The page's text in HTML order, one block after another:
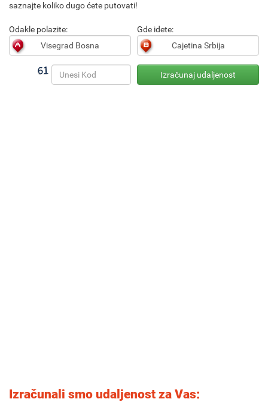
saznajte koliko dugo ćete putovati!
Odakle polazite: Gde idete:
Izračunali smo udaljenost za Vas: